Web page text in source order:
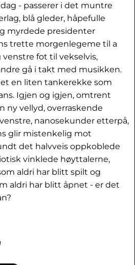
- passerer i det muntre
blå gleder, håpefulle
myrdede presidenter
trette morgenlegeme til a
fot til vekselvis,
gå i takt med musikken.
en liten tankerekke som
Igjen og igjen, omtrent
ny vellyd, overraskende
nanosekunder etterpå,
glir mistenkelig mot
det halvveis oppkoblede
vinklede høyttalerne,
aldri har blitt spilt og
aldri har blitt åpnet - er det